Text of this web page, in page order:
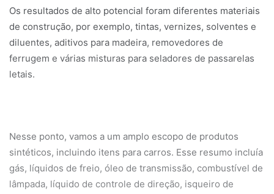
Os resultados de alto potencial foram diferentes materiais
de construção, por exemplo, tintas, vernizes, solventes e
diluentes, aditivos para madeira, removedores de
ferrugem e várias misturas para seladores de passarelas
letais.
Nesse ponto, vamos a um amplo escopo de produtos
sintéticos, incluindo itens para carros. Esse resumo incluía
gás, líquidos de freio, óleo de transmissão, combustível de
lâmpada, líquido de controle de direção, isqueiro de